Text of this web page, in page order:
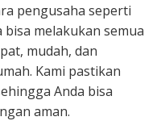
pengusaha seperti
bisa melakukan semua
mudah, dan
Kami pastikan
Anda bisa
aman.